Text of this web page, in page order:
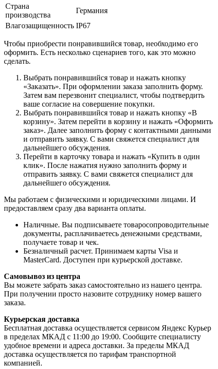
Страна
производства
Германия
Влагозащищенность IP67
Чтобы приобрести понравившийся товар, необходимо его
оформить. Есть несколько сценариев того, как это можно
сделать.
Выбрать понравившийся товар и нажать кнопку
«Заказать». При оформлении заказа заполнить форму.
Затем вам перезвонит специалист, чтобы подтвердить
ваше согласие на совершение покупки.
Выбрать понравившийся товар и нажать кнопку «В
корзину». Затем перейти в корзину и нажать «Оформить
заказ». Далее заполнить форму с контактными данными
и отправить заявку. С вами свяжется специалист для
дальнейшего обсуждения.
Перейти в карточку товара и нажать «Купить в один
клик». После нажатия нужно заполнить форму и
отправить заявку. С вами свяжется специалист для
дальнейшего обсуждения.
Мы работаем с физическими и юридическими лицами. И
предоставляем сразу два варианта оплаты.
Наличные. Вы подписываете товаросопроводительные
документы, расплачиваетесь денежными средствами,
получаете товар и чек.
Безналичный расчет. Принимаем карты Visa и
MasterCard. Доступен при курьерской доставке.
Самовывоз из центра
Вы можете забрать заказ самостоятельно из нашего центра.
При получении просто назовите сотруднику номер вашего
заказа.
Курьерская доставка
Бесплатная доставка осуществляется сервисом Яндекс Курьер
в пределах МКАД с 11:00 до 19:00. Сообщите специалисту
удобное времени и адреса доставки. За пределы МКАД
доставка осуществляется по тарифам транспортной
компанией.